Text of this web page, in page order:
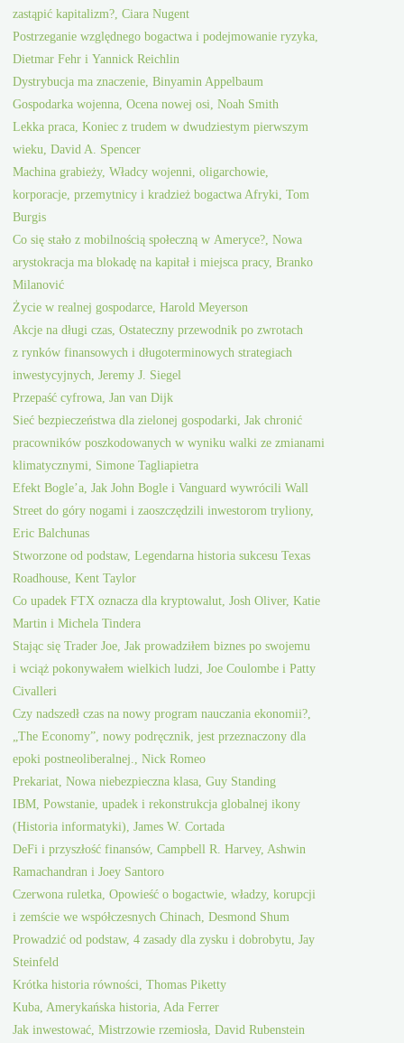
zastąpić kapitalizm?, Ciara Nugent
Postrzeganie względnego bogactwa i podejmowanie ryzyka,
Dietmar Fehr i Yannick Reichlin
Dystrybucja ma znaczenie, Binyamin Appelbaum
Gospodarka wojenna, Ocena nowej osi, Noah Smith
Lekka praca, Koniec z trudem w dwudziestym pierwszym
wieku, David A. Spencer
Machina grabieży, Władcy wojenni, oligarchowie,
korporacje, przemytnicy i kradzież bogactwa Afryki, Tom
Burgis
Co się stało z mobilnością społeczną w Ameryce?, Nowa
arystokracja ma blokadę na kapitał i miejsca pracy, Branko
Milanović
Życie w realnej gospodarce, Harold Meyerson
Akcje na długi czas, Ostateczny przewodnik po zwrotach
z rynków finansowych i długoterminowych strategiach
inwestycyjnych, Jeremy J. Siegel
Przepaść cyfrowa, Jan van Dijk
Sieć bezpieczeństwa dla zielonej gospodarki, Jak chronić
pracowników poszkodowanych w wyniku walki ze zmianami
klimatycznymi, Simone Tagliapietra
Efekt Bogle’a, Jak John Bogle i Vanguard wywrócili Wall
Street do góry nogami i zaoszczędzili inwestorom tryliony,
Eric Balchunas
Stworzone od podstaw, Legendarna historia sukcesu Texas
Roadhouse, Kent Taylor
Co upadek FTX oznacza dla kryptowalut, Josh Oliver, Katie
Martin i Michela Tindera
Stając się Trader Joe, Jak prowadziłem biznes po swojemu
i wciąż pokonywałem wielkich ludzi, Joe Coulombe i Patty
Civalleri
Czy nadszedł czas na nowy program nauczania ekonomii?,
„The Economy”, nowy podręcznik, jest przeznaczony dla
epoki postneoliberalnej., Nick Romeo
Prekariat, Nowa niebezpieczna klasa, Guy Standing
IBM, Powstanie, upadek i rekonstrukcja globalnej ikony
(Historia informatyki), James W. Cortada
DeFi i przyszłość finansów, Campbell R. Harvey, Ashwin
Ramachandran i Joey Santoro
Czerwona ruletka, Opowieść o bogactwie, władzy, korupcji
i zemście we współczesnych Chinach, Desmond Shum
Prowadzić od podstaw, 4 zasady dla zysku i dobrobytu, Jay
Steinfeld
Krótka historia równości, Thomas Piketty
Kuba, Amerykańska historia, Ada Ferrer
Jak inwestować, Mistrzowie rzemiosła, David Rubenstein